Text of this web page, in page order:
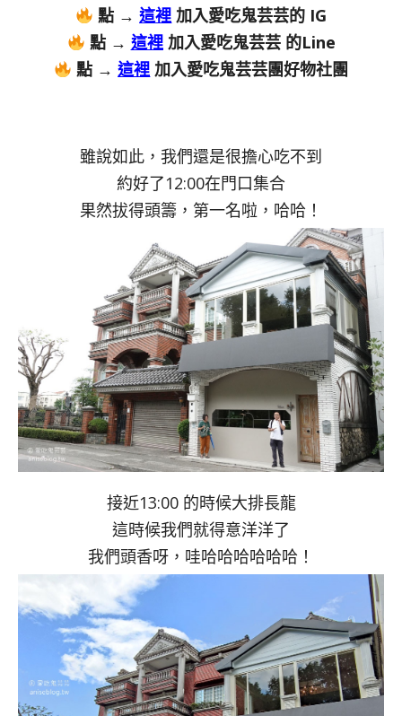
點 →這裡 加入愛吃鬼芸芸的 IG
點 → 這裡加入愛吃鬼芸芸 的Line
點 → 這裡 加入愛吃鬼芸芸團好物社團
雖說如此，我們還是很擔心吃不到
約好了12:00在門口集合
果然拔得頭籌，第一名啦，哈哈！
接近13:00 的時候大排長龍
這時候我們就得意洋洋了
我們頭香呀，哇哈哈哈哈哈哈！